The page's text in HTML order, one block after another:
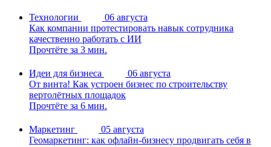
Технологии
06 августа
Как компании протестировать навык сотрудника
качественно работать с ИИ
Прочтёте за 3 мин.
Идеи для бизнеса
06 августа
От винта! Как устроен бизнес по строительству
вертолётных площадок
Прочтёте за 6 мин.
Маркетинг
05 августа
Геомаркетинг: как офлайн-бизнесу продвигать себя в